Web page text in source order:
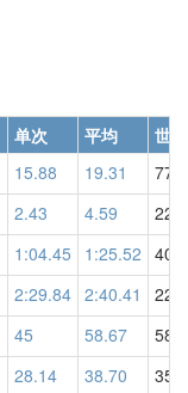
单次 平均
世
15.88 19.31
2.43 4.59
1:04.45 1:25.52
2:29.84 2:40.41
45 58.67
28.14 38.70